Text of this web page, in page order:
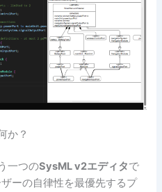
か？
一つのSysML v2エディタで
ーの自律性を最優先するプ